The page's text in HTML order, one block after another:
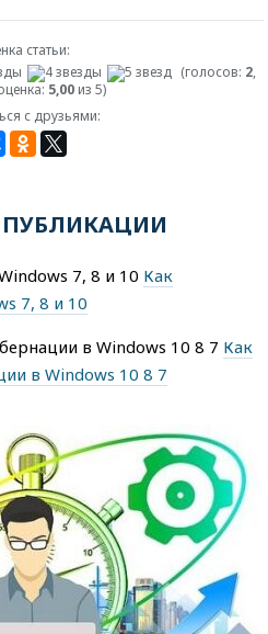
статьи:
(голосов: 2,
5,00 из 5)
с друзьями:
Как
7, 8 и 10
Как
в Windows 10 8 7